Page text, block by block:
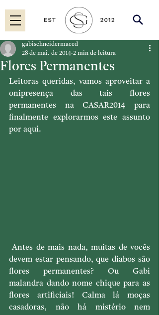
Flores Permanentes
gabischneidermaced
28 de mai. de 2014 2 min de leitura
Leitoras queridas, vamos aproveitar a
onipresença das tais flores
permanentes na CASAR2014 para
finalmente explorarmos este assunto
por aqui.
Antes de mais nada, muitas de vocês
devem estar pensando, que diabos são
flores permanentes? Ou Gabi
malandra dando nome chique para as
flores artificiais! Calma lá moças
casadoras, não há mistério nem